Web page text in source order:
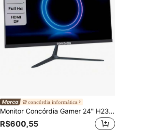
concórdia informática
Monitor Concórdia Gamer 24" H238D 100hz IPS Led Full Hd DP Vesa SRGB 100% FreeSync Bivolt
R$600,55